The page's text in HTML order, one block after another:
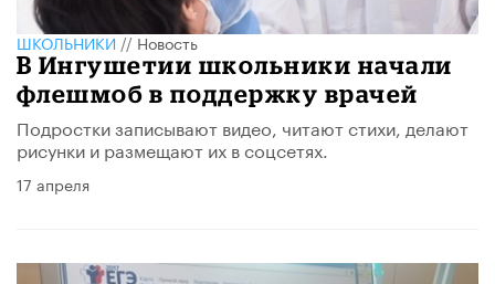
ШКОЛЬНИКИ//Новость
В Ингушетии школьники начали
флешмоб в поддержку врачей
Подростки записывают видео, читают стихи, делают
рисунки и размещают их в соцсетях.
17 апреля